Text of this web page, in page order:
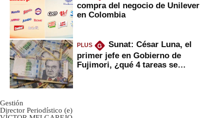
compra del negocio de Unilever
en Colombia
PLUS G
Sunat: César Luna, el
primer jefe en Gobierno de
Fujimori, ¿qué 4 tareas se
Gestión
Director Periodístico (e)